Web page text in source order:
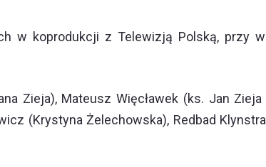
w koprodukcji z Telewizją Polską, przy
Zieja), Mateusz Więcławek (ks. Jan Zieja
(Krystyna Żelechowska), Redbad